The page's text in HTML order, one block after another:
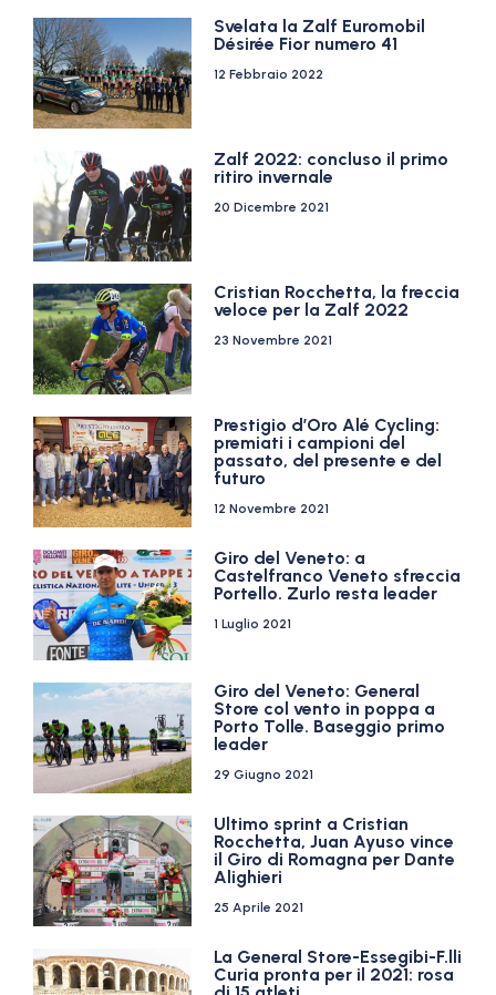
Svelata la Zalf Euromobil
Désirée Fior numero 41
12 Febbraio 2022
Zalf 2022: concluso il primo
ritiro invernale
20 Dicembre 2021
Cristian Rocchetta, la freccia
veloce per la Zalf 2022
23 Novembre 2021
Prestigio d’Oro Alé Cycling:
premiati i campioni del
passato, del presente e del
futuro
12 Novembre 2021
Giro del Veneto: a
Castelfranco Veneto sfreccia
Portello. Zurlo resta leader
1 Luglio 2021
Giro del Veneto: General
Store col vento in poppa a
Porto Tolle. Baseggio primo
leader
29 Giugno 2021
Ultimo sprint a Cristian
Rocchetta, Juan Ayuso vince
il Giro di Romagna per Dante
Alighieri
25 Aprile 2021
La General Store-Essegibi-F.lli
Curia pronta per il 2021: rosa